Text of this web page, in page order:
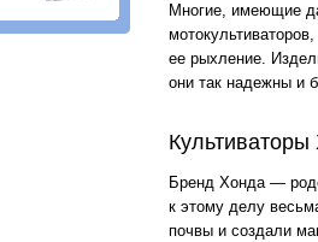
Многие, имеющие
ее рыхление.
они так надежны и
Бренд Хонда —
к этому делу
почвы и создали